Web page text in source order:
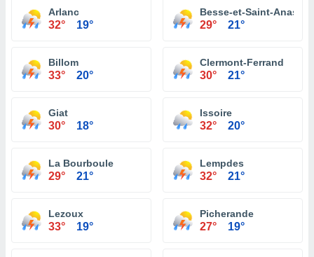
Arlanc
32° 19°
Besse-et-Saint-
29° 21°
Billom
33° 20°
Clermont-Ferrand
30° 21°
Giat
30° 18°
Issoire
32° 20°
La Bourboule
29° 21°
Lempdes
32° 21°
Lezoux
33° 19°
Picherande
27° 19°